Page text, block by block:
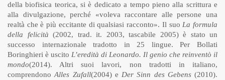
della biofisica teorica, si è dedicato a tempo pieno alla scrittura e
alla divulgazione, perché «voleva raccontare alle persone una
realtà che è più eccitante di qualsiasi racconto». Il suo La formula
della felicità (2002, trad. it. 2003, tascabile 2005) è stato un
successo internazionale tradotto in 25 lingue. Per Bollati
Boringhieri è uscito L’eredità di Leonardo. Il genio che reinventò il
mondo(2014). Altri suoi lavori, non tradotti in italiano,
comprendono Alles Zufall(2004) e Der Sinn des Gebens (2010).